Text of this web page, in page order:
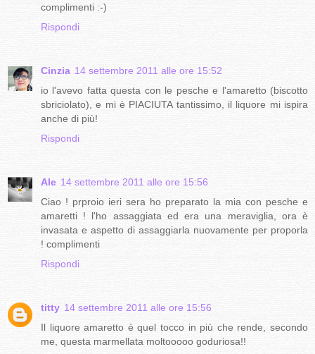
complimenti :-)
Rispondi
Cinzia 14 settembre 2011 alle ore 15:52
io l'avevo fatta questa con le pesche e l'amaretto (biscotto
sbriciolato), e mi è PIACIUTA tantissimo, il liquore mi ispira
anche di più!
Rispondi
Ale 14 settembre 2011 alle ore 15:56
Ciao ! prproio ieri sera ho preparato la mia con pesche e
amaretti ! l'ho assaggiata ed era una meraviglia, ora è
invasata e aspetto di assaggiarla nuovamente per proporla
! complimenti
Rispondi
titty 14 settembre 2011 alle ore 15:56
Il liquore amaretto è quel tocco in più che rende, secondo
me, questa marmellata moltooooo goduriosa!!